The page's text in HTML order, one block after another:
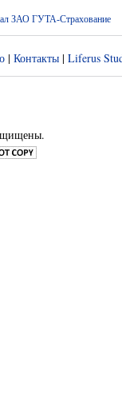
ЗАО ГУТА-Страхование
| Контакты | Liferus